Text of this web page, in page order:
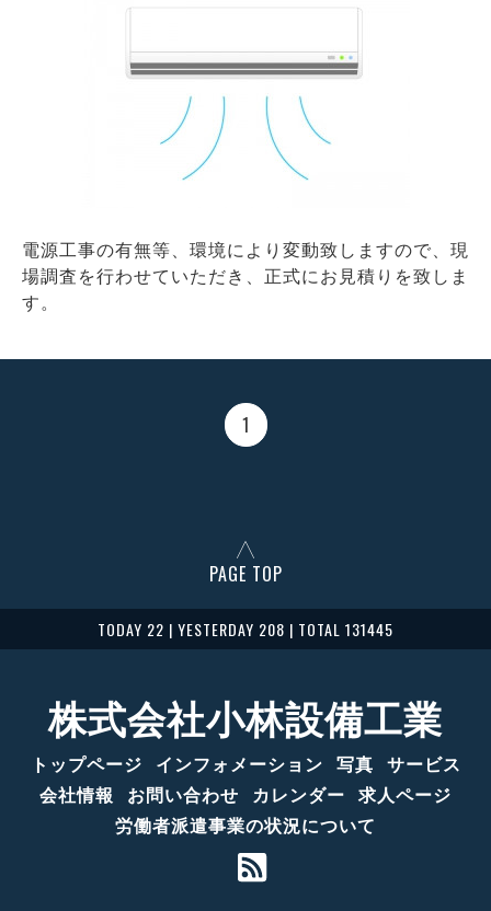
電源工事の有無等、環境により変動致しますので、現
場調査を行わせていただき、正式にお見積りを致しま
す。
1
PAGE TOP
TODAY 22 | YESTERDAY 208 | TOTAL 131445
株式会社小林設備工業
トップページ インフォメーション 写真 サービス
会社情報
お問い合わせ カレンダー 求人ページ
労働者派遣事業の状況について